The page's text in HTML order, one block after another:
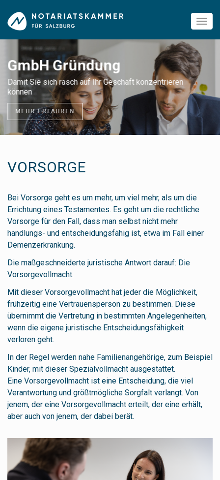
GmbH Gründung
Damit Sie sich rasch auf Ihr Geschäft konzentrieren
können
MEHR ERFAHREN
VORSORGE
Bei Vorsorge geht es um mehr, um viel mehr, als um die
Errichtung eines Testamentes. Es geht um die rechtliche
Vorsorge für den Fall, dass man selbst nicht mehr
handlungs- und entscheidungsfähig ist, etwa im Fall einer
Demenzerkrankung.
Die maßgeschneiderte juristische Antwort darauf: Die
Vorsorgevollmacht.
Mit dieser Vorsorgevollmacht hat jeder die Möglichkeit,
frühzeitig eine Vertrauensperson zu bestimmen. Diese
übernimmt die Vertretung in bestimmten Angelegenheiten,
wenn die eigene juristische Entscheidungsfähigkeit
verloren geht.
In der Regel werden nahe Familienangehörige, zum Beispiel
Kinder, mit dieser Spezialvollmacht ausgestattet.
Eine Vorsorgevollmacht ist eine Entscheidung, die viel
Verantwortung und größtmögliche Sorgfalt verlangt. Von
jenem, der eine Vorsorgevollmacht erteilt, der eine erhält,
aber auch von jenem, der dabei berät.